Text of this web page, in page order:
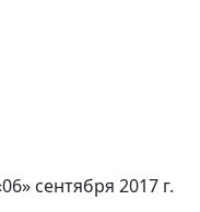
сентября 2017 г.